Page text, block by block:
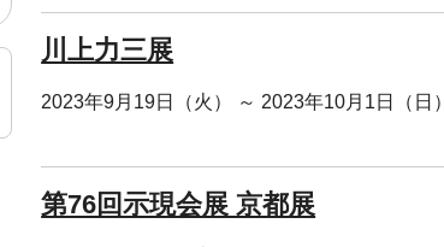
川上力三展
2023年9月19日（火） ～ 2023年10月1日（日）
第76回示現会展 京都展